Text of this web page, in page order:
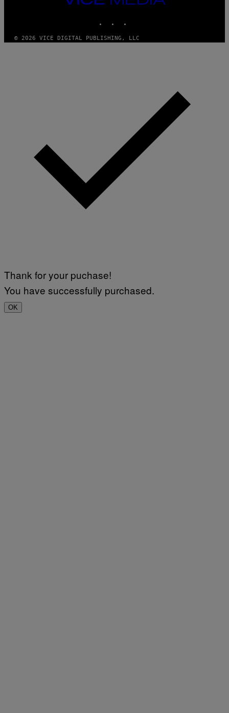
MEDIA
© 2026 VICE DIGITAL PUBLISHING, LLC
Thank for your puchase!
You have successfully purchased.
OK